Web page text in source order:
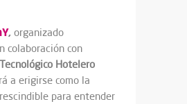
, organizado
colaboración con
Hotelero
a erigirse como la
para entender